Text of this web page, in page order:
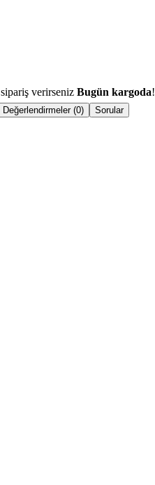
sipariş verirseniz Bugün kargoda!
Değerlendirmeler (0) Sorular